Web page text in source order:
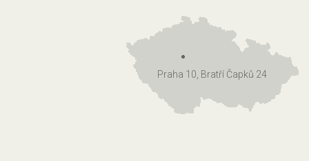
Praha 10, Bratří Čapků 24